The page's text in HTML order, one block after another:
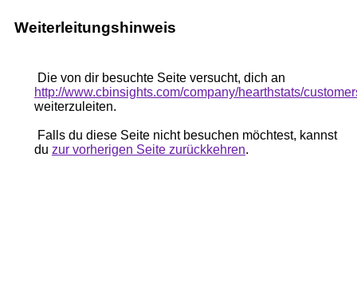
Weiterleitungshinweis
Die von dir besuchte Seite versucht, dich an
http://www.cbinsights.com/company/hearthstats/
weiterzuleiten.
Falls du diese Seite nicht besuchen möchtest, kannst
du zur vorherigen Seite zurückkehren.